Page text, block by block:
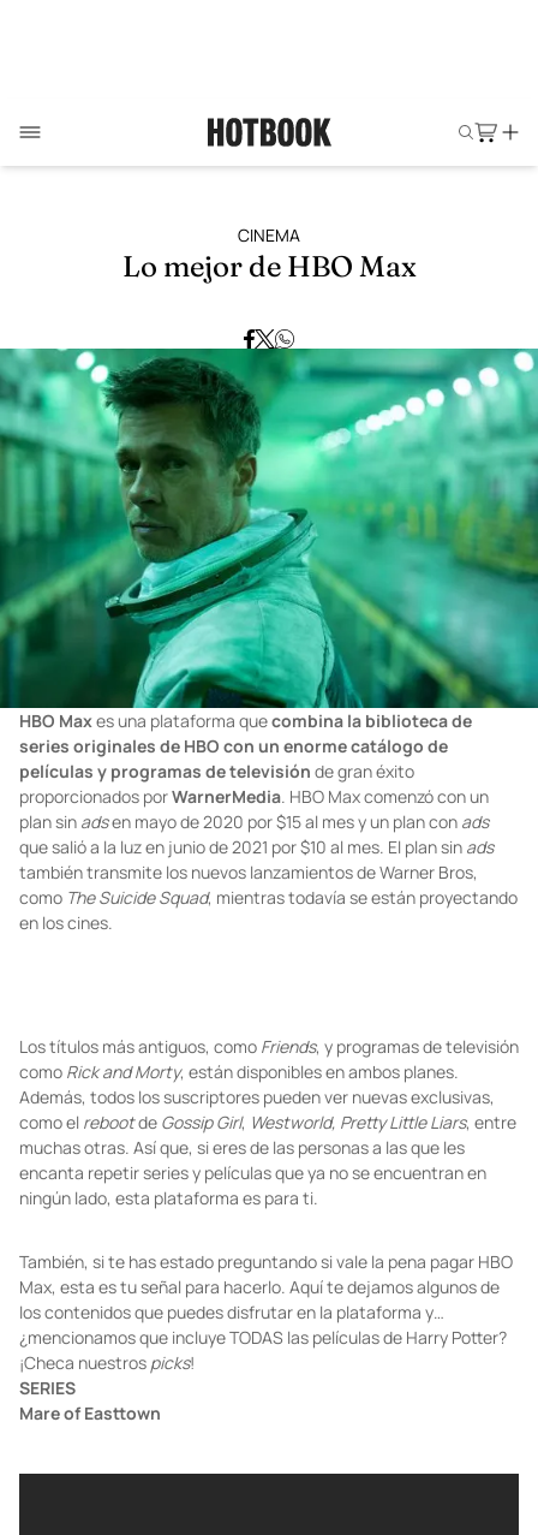
CINEMA
Lo mejor de HBO Max
HBO Maxes una plataforma quecombina la biblioteca de
series originales de HBO con un enorme catálogo de
películas y programas de televisión de gran éxito
proporcionados porWarnerMedia. HBO Max comenzó con un
plan sin adsen mayo de 2020 por $15 al mes y un plan con ads
que salió a la luz en junio de 2021 por $10 al mes. El plan sin ads
también transmite los nuevos lanzamientos de Warner Bros,
como The Suicide Squad, mientras todavía se están proyectando
en los cines.
Los títulos más antiguos, como Friends, y programas de televisión
como Rick and Morty, están disponibles en ambos planes.
Además, todos los suscriptores pueden ver nuevas exclusivas,
como el rebootde Gossip Girl, Westworld, Pretty Little Liars, entre
muchas otras. Así que, si eres de las personas a las que les
encanta repetir series y películas que ya no se encuentran en
ningún lado, esta plataforma es para ti.
También, si te has estado preguntando si vale la pena pagar HBO
Max, esta es tu señal para hacerlo. Aquí te dejamos algunos de
los contenidos que puedes disfrutar en la plataforma y…
¿mencionamos que incluye TODAS las películas de Harry Potter?
¡Checa nuestros picks!
SERIES
Mare of Easttown